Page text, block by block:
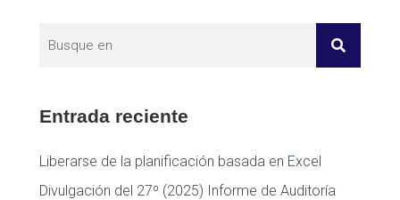
Entrada reciente
Liberarse de la planificación basada en Excel
Divulgación del 27º (2025) Informe de Auditoría